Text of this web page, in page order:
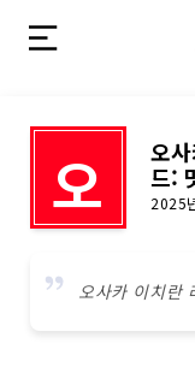
오
오
드:
2025
오사카 이치란